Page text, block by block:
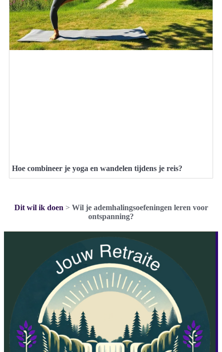
Hoe combineer je yoga en wandelen tijdens je reis?
Dit wil ik doen > Wil je ademhalingsoefeningen leren voor
ontspanning?